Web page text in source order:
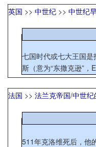
英国 >> 中世纪 >> 中世纪
七国时代或七大王国
斯（意为“东撒克逊”
法国 >> 法兰克帝国/中世
511年克洛维死后，他